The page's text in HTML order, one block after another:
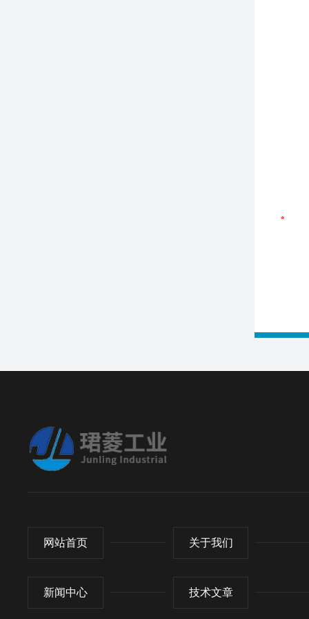
网站首页 关于我们
新闻中心 技术文章